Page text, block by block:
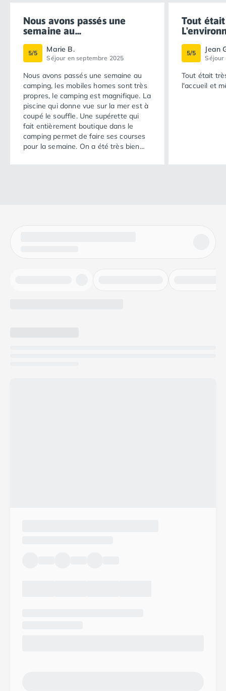
Nous avons passés une
semaine au...
5/5 Marie B.
Séjour en septembre 2025
Nous avons passés une semaine au
camping, les mobiles homes sont très
propres, le camping est magnifique. La
piscine qui donne vue sur la mer est à
coupé le souffle. Une supérette qui
fait entièrement boutique dans le
camping permet de faire ses courses
pour la semaine. On a été très bien
services de location kayak sont très
Tout
5/5 Jean
Séjour
Tout était
l'accueil et